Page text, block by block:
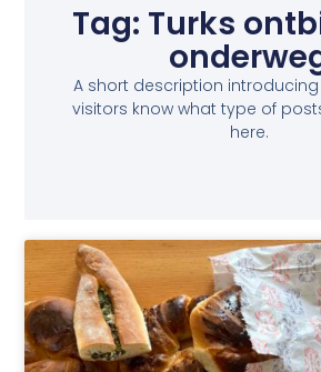
Tag: Turks
A short description
visitors know what type of
here.